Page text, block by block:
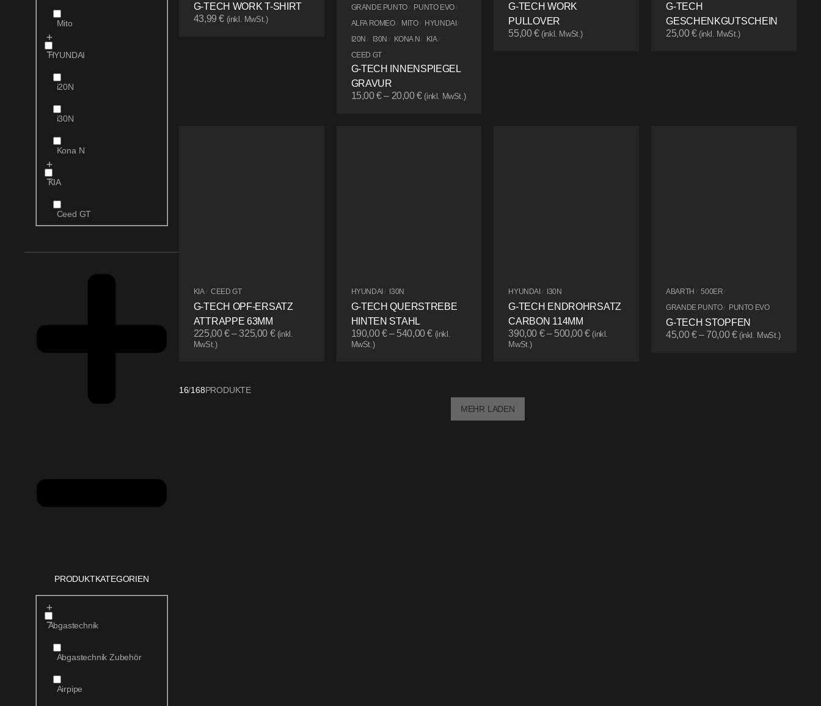
Mito
HYUNDAI
i20N
i30N
Kona N
KIA
Ceed GT
PRODUKTKATEGORIEN
Abgastechnik
Abgastechnik Zubehör
Airpipe
G-TECH WORK T-SHIRT
43,99€ (inkl. MwSt.)
GRANDE PUNTO / PUNTO EVO/
ALFA ROMEO / MITO / HYUNDAI /
I20N / I30N / KONA N / KIA /
CEED GT
G-TECH INNENSPIEGEL
GRAVUR
15,00€– 20,00€ (inkl. MwSt.)
G-TECH WORK
PULLOVER
55,00€ (inkl. MwSt.)
G-TECH
GESCHENKGUTSCHEIN
25,00€ (inkl. MwSt.)
KIA / CEED GT
G-TECH OPF-ERSATZ
ATTRAPPE 63MM
225,00€–325,00 € (inkl.
MwSt.)
HYUNDAI / I30N
G-TECH QUERSTREBE
HINTEN STAHL
190,00€– 540,00€ (inkl.
MwSt.)
HYUNDAI / I30N
G-TECH ENDROHRSATZ
CARBON 114MM
390,00 €– 500,00€ (inkl.
MwSt.)
ABARTH / 500ER /
GRANDE PUNTO / PUNTO EVO
G-TECH STOPFEN
45,00€– 70,00€ (inkl. MwSt.)
16/168PRODUKTE
MEHR LADEN